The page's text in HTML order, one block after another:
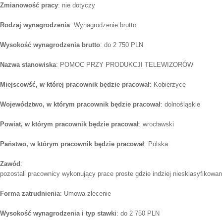
Zmianowość pracy: nie dotyczy
Rodzaj wynagrodzenia: Wynagrodzenie brutto
Wysokość wynagrodzenia brutto: do 2 750 PLN
Nazwa stanowiska: POMOC PRZY PRODUKCJI TELEWIZORÓW
Miejscowść, w której pracownik będzie pracował: Kobierzyce
Województwo, w którym pracownik będzie pracował: dolnośląskie
Powiat, w którym pracownik będzie pracował: wrocławski
Państwo, w którym pracownik będzie pracował: Polska
Zawód :
pozostali pracownicy wykonujący prace proste gdzie indziej
Forma zatrudnienia: Umowa zlecenie
Wysokość wynagrodzenia i typ stawki: do 2 750 PLN